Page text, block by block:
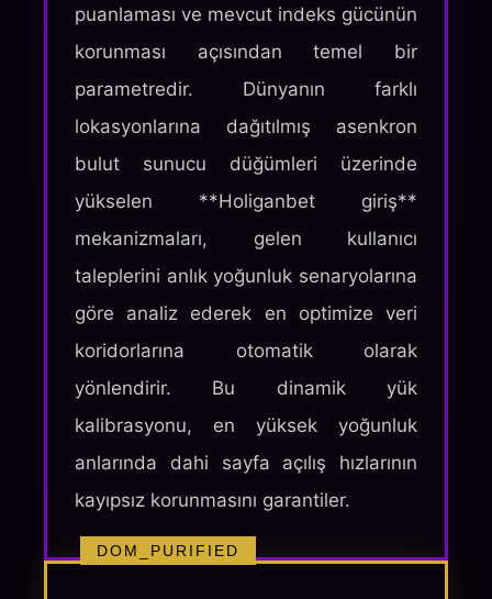
puanlaması ve mevcut indeks gücünün
korunması açısından temel bir
parametredir. Dünyanın farklı
lokasyonlarına dağıtılmış asenkron
bulut sunucu düğümleri üzerinde
yükselen **Holiganbet giriş**
mekanizmaları, gelen kullanıcı
taleplerini anlık yoğunluk senaryolarına
göre analiz ederek en optimize veri
koridorlarına otomatik olarak
yönlendirir. Bu dinamik yük
kalibrasyonu, en yüksek yoğunluk
anlarında dahi sayfa açılış hızlarının
kayıpsız korunmasını garantiler.
DOM_PURIFIED